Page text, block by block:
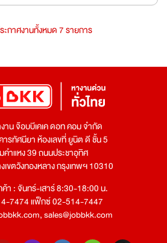
ะกาศงานทั้งหมด 7 รายการ
าน จ๊อบบีเคเค ดอท คอม จำกัด
ารทัศนียา ห้องเลขที่ ยูนิต ดี ชั้น 5
คำแหง 39 ถนนประชาอุทิศ
เขตวังทองหลาง กรุงเทพฯ 10310
า : จันทร์-เสาร์ 8:30-18:00 น.
7474 แฟ็กซ์ 02-514-7447
,sales@jobbkk.com